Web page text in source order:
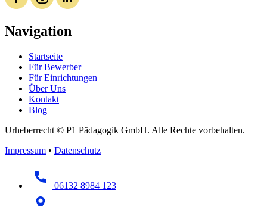
Navigation
Startseite
Für Bewerber
Für Einrichtungen
Über Uns
Kontakt
Blog
Urheberrecht © P1 Pädagogik GmbH. Alle Rechte vorbehalten.
Impressum • Datenschutz
06132 8984 123